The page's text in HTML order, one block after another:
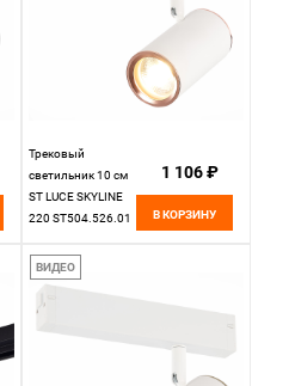
Трековый
светильник 10 см
ST LUCE SKYLINE
220 ST504.526.01
1 106 ₽
В КОРЗИНУ
ВИДЕО